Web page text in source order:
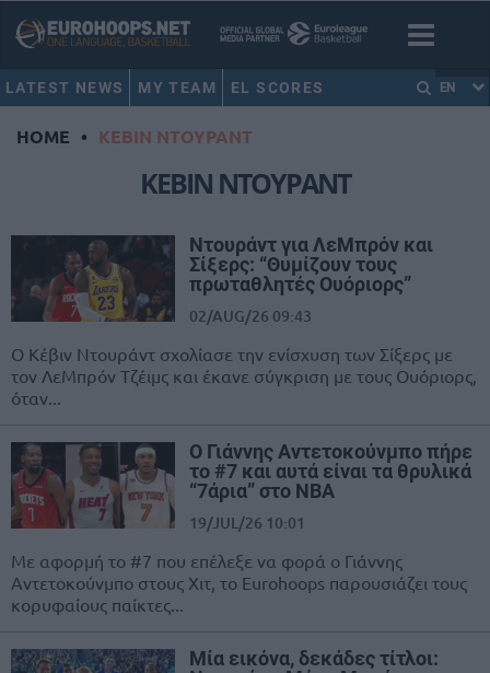
LATEST NEWS MY TEAM EL SCORES EN
HOME • ΚΕΒΙΝ ΝΤΟΥΡΑΝΤ
ΚΕΒΙΝ ΝΤΟΥΡΑΝΤ
Ντουράντ για ΛεΜπρόν και
Σίξερς: “Θυμίζουν τους
πρωταθλητές Ουόριορς”
02/AUG/26 09:43
Ο Κέβιν Ντουράντ σχολίασε την ενίσχυση των Σίξερς με
τον ΛεΜπρόν Τζέιμς και έκανε σύγκριση με τους Ουόριορς,
όταν...
O Γιάννης Αντετοκούνμπο πήρε
το #7 και αυτά είναι τα θρυλικά
“7άρια” στο NBA
19/JUL/26 10:01
Με αφορμή το #7 που επέλεξε να φορά ο Γιάννης
Αντετοκούνμπο στους Χιτ, το Eurohoops παρουσιάζει τους
κορυφαίους παίκτες...
Μία εικόνα, δεκάδες τίτλοι: